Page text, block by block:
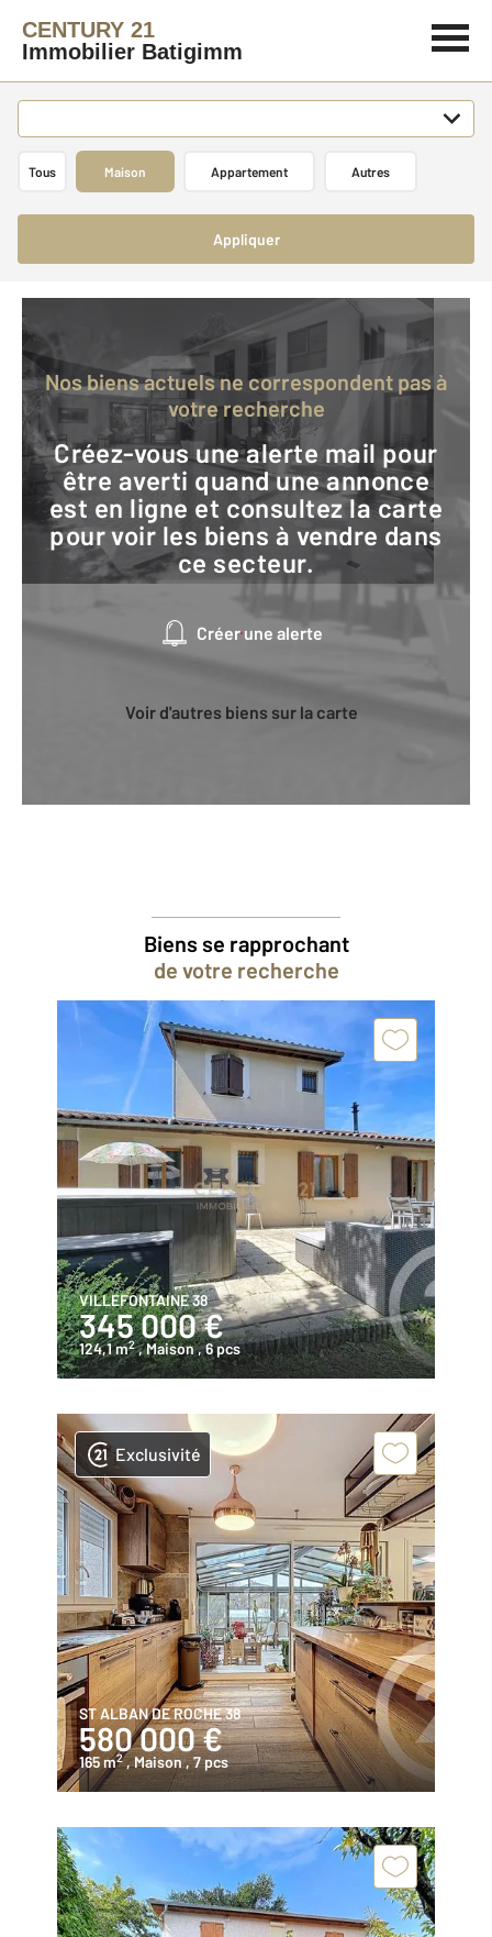
CENTURY 21
Immobilier Batigimm
Tous Maison Appartement Autres
Appliquer
Nos biens actuels ne correspondent pas à
votre recherche
Créez-vous une alerte mail pour
être averti quand une annonce
est en ligne et consultez la carte
pour voir les biens à vendre dans
ce secteur.
Créer une alerte
Voir d'autres biens sur la carte
Biens se rapprochant
de votre recherche
VILLEFONTAINE 38
345 000 €
124,1 m2 , Maison, 6 pcs
Exclusivité
ST ALBAN DE ROCHE 38
580 000 €
165 m2 , Maison, 7 pcs